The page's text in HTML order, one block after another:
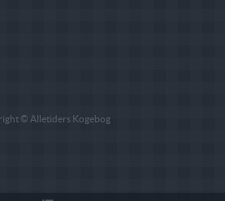
© Alletiders Kogebog